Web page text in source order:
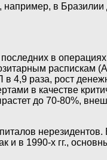
в Бразилии
последних в
распискам
в 4,9 раза, рост
в качестве
до 70-80%,
нерезидентов.
и в 1990-х гг.,